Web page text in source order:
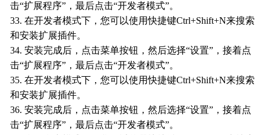
击“扩展程序”，最后点击“开发者模式”。
33. 在开发者模式下，您可以使用快捷键Ctrl+Shift+N来搜索
和安装扩展插件。
34. 安装完成后，点击菜单按钮，然后选择“设置”，接着点
击“扩展程序”，最后点击“开发者模式”。
35. 在开发者模式下，您可以使用快捷键Ctrl+Shift+N来搜索
和安装扩展插件。
36. 安装完成后，点击菜单按钮，然后选择“设置”，接着点
击“扩展程序”，最后点击“开发者模式”。